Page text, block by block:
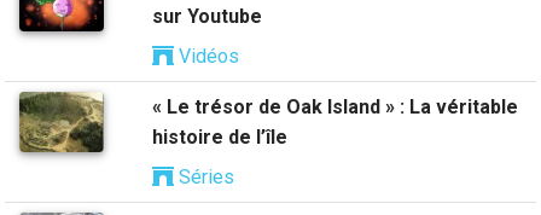
sur Youtube
Vidéos
« Le trésor de Oak Island » : La véritable
histoire de l’île
Séries